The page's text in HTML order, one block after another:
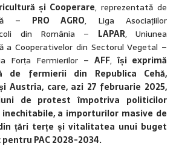
și Cooperare, reprezentată de
– PRO AGRO, Liga Asociațiilor
din România – LAPAR, Uniunea
a Cooperativelor din Sectorul Vegetal –
Forța Fermierilor – AFF,își exprimă
de fermierii din Republica Cehă,
Austria, care, azi 27 februarie 2025,
de protest împotriva politicilor
a importurilor masive de
țări terțe și vitalitatea unui buget
PAC 2028-2034.